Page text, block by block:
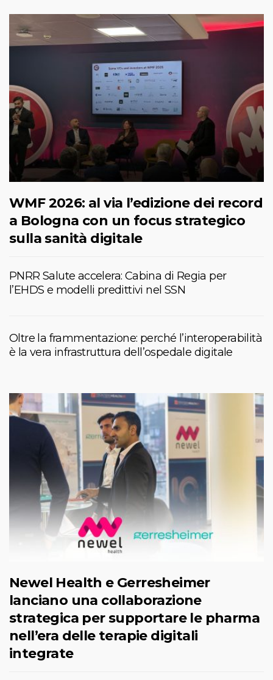
WMF 2026: al via l’edizione dei record
a Bologna con un focus strategico
sulla sanità digitale
PNRR Salute accelera: Cabina di Regia per
l’EHDS e modelli predittivi nel SSN
Oltre la frammentazione: perché l’interoperabilità
è la vera infrastruttura dell’ospedale digitale
Newel Health e Gerresheimer
lanciano una collaborazione
strategica per supportare le pharma
nell’era delle terapie digitali
integrate